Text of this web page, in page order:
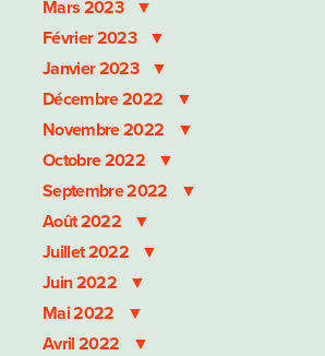
Mars 2023
Février 2023
Janvier 2023
Décembre 2022
Novembre 2022
Octobre 2022
Septembre 2022
Août 2022
Juillet 2022
Juin 2022
Mai 2022
Avril 2022